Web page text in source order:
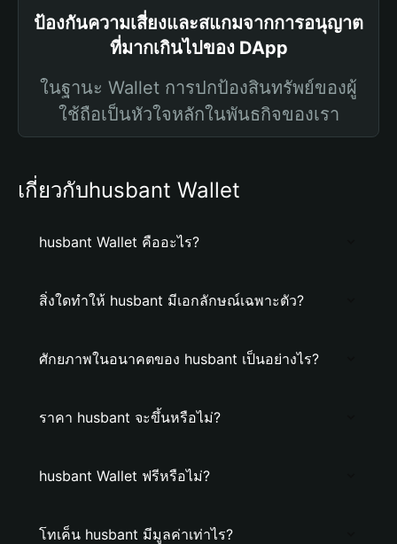
ป้องกันความเสี่ยงและสแกมจากการอนุญาต
ที่มากเกินไปของ DApp
ในฐานะ Wallet การปกป้องสินทรัพย์ของผู้
ใช้ถือเป็นหัวใจหลักในพันธกิจของเรา
เกี่ยวกับhusbant Wallet
husbant Wallet คืออะไร?
สิ่งใดทำให้ husbant มีเอกลักษณ์เฉพาะตัว?
ศักยภาพในอนาคตของ husbant เป็นอย่างไร?
ราคา husbant จะขึ้นหรือไม่?
husbant Wallet ฟรีหรือไม่?
โทเค็น husbant มีมูลค่าเท่าไร?